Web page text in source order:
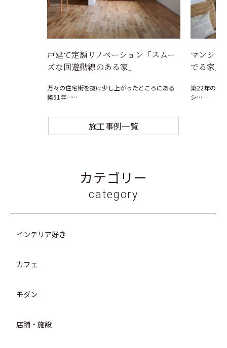
戸建て定額リノベーション「スムー
ズな回遊動線のある家」
万々の住宅街を抜け少し上がったところにある
築51年……
マンショ
でる家」
築22年のマ
シ……
施工事例一覧
カテゴリー
category
インテリア好き
カフェ
モダン
店舗・施設